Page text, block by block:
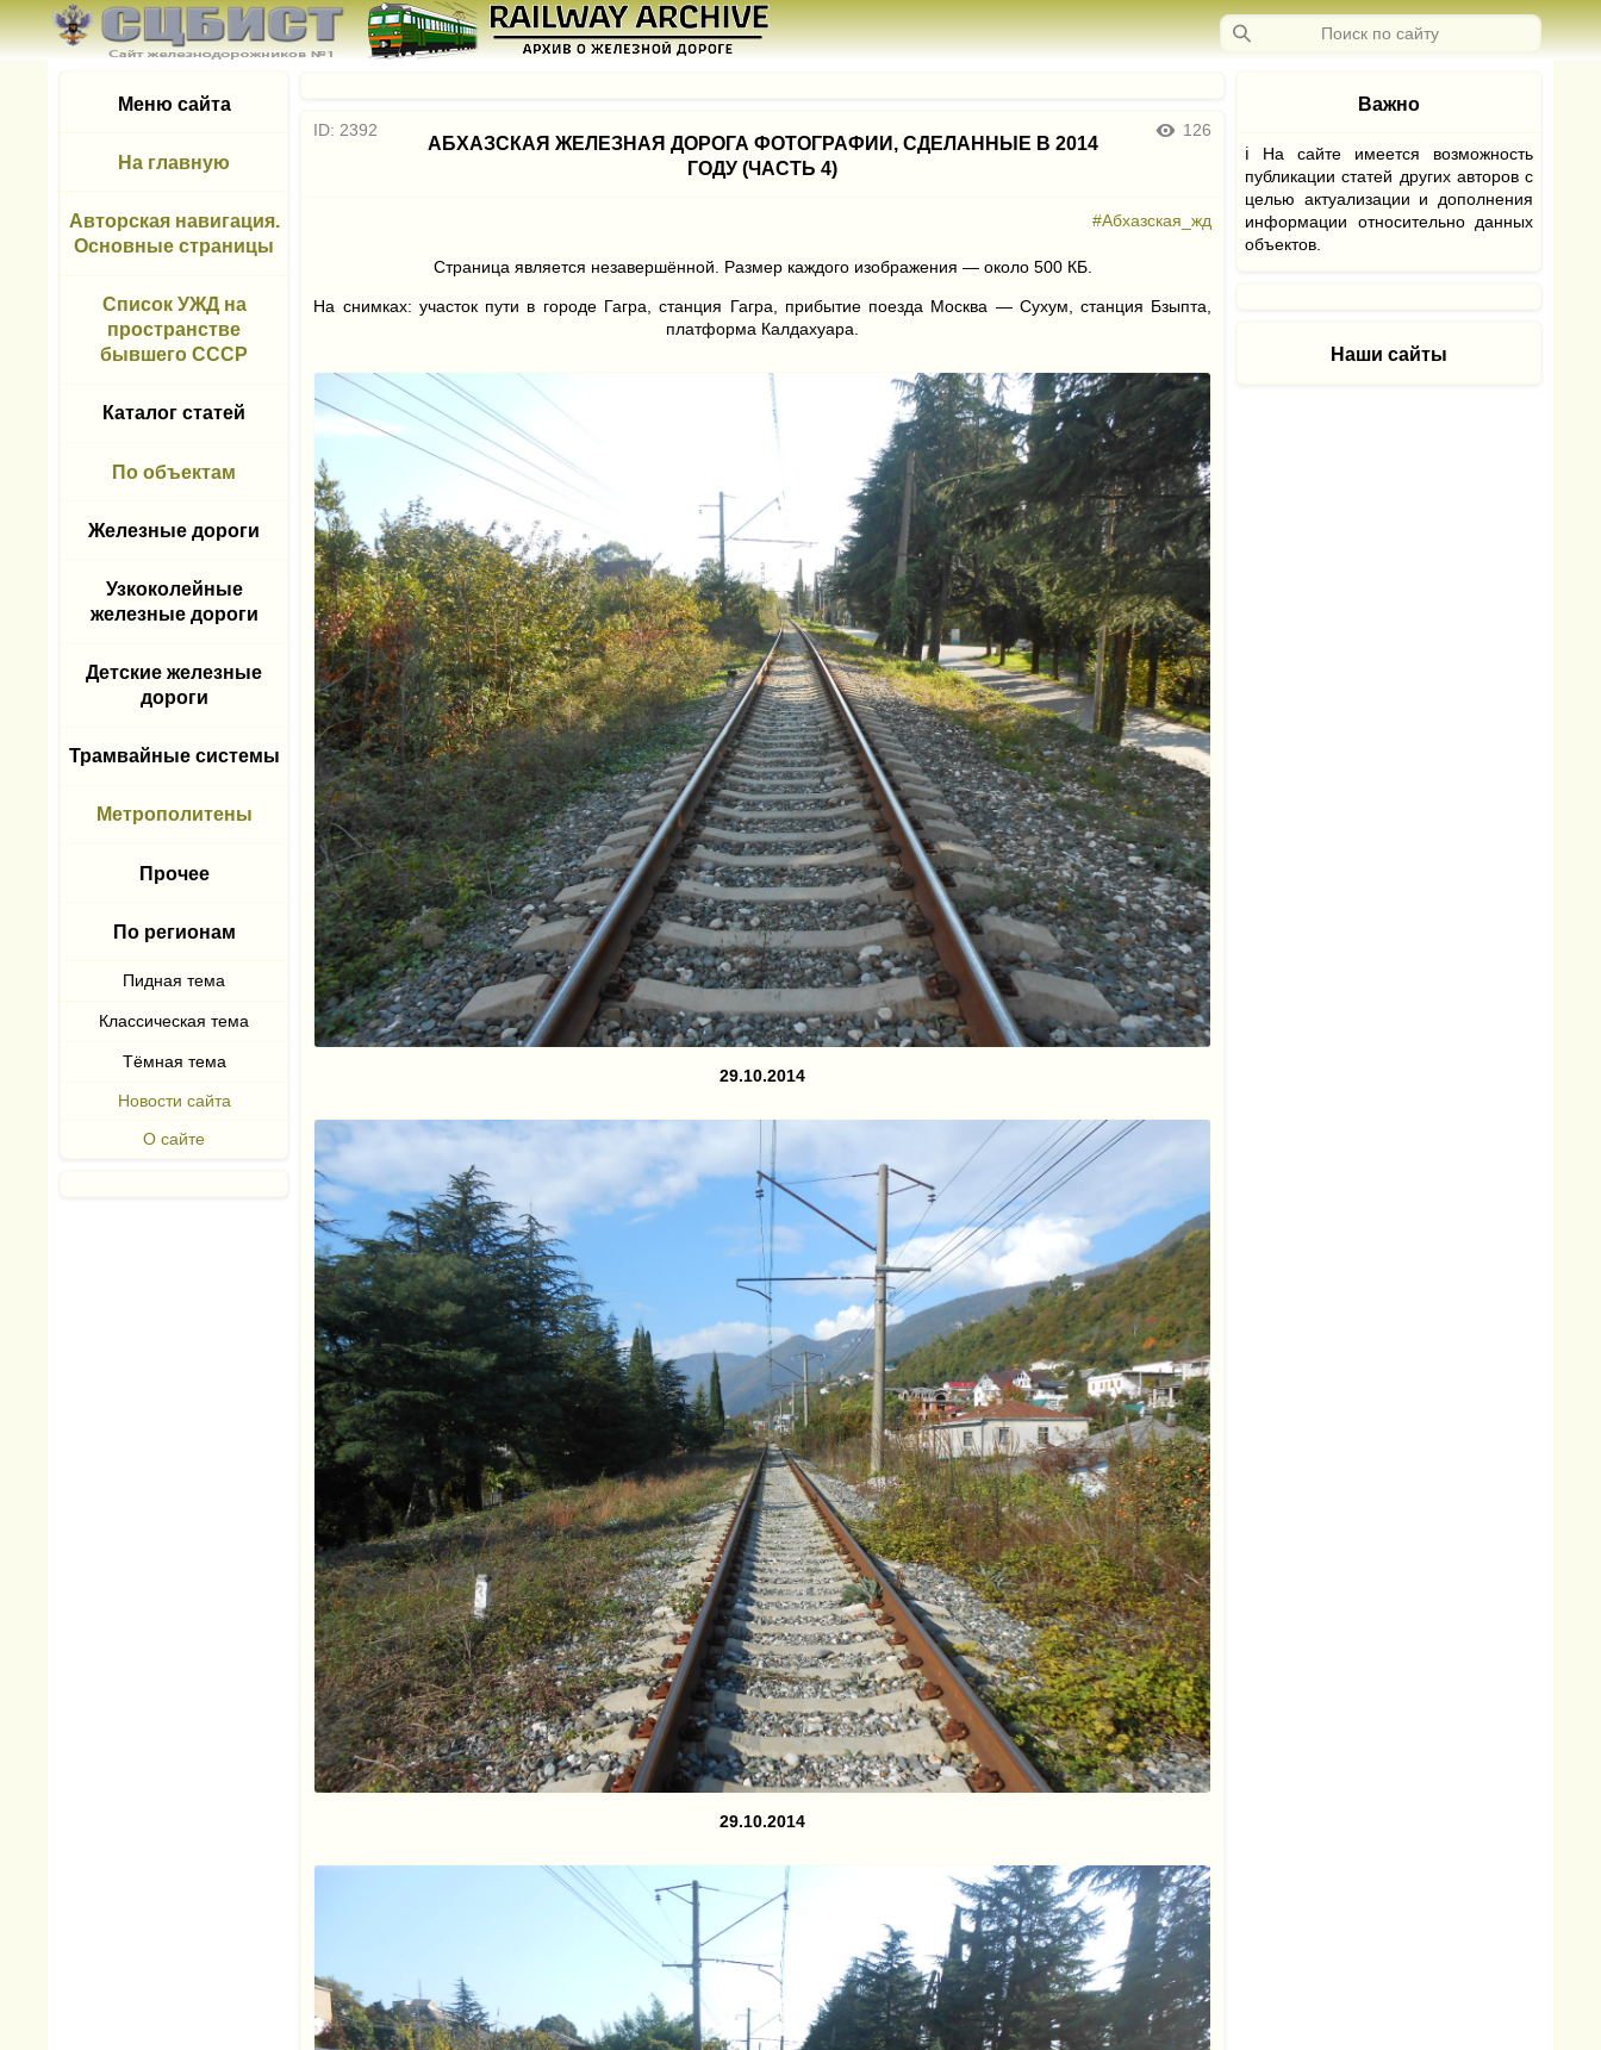
Меню сайта
На главную
Авторская навигация.
Основные страницы
Список УЖД на
пространстве
бывшего СССР
Каталог статей
По объектам
Железные дороги
Узкоколейные
железные дороги
Детские железные
дороги
Трамвайные системы
Метрополитены
Прочее
По регионам
Новости сайта
О сайте
ID: 2392
АБХАЗСКАЯ ЖЕЛЕЗНАЯ ДОРОГА ФОТОГРАФИИ, СДЕЛАННЫЕ В 2014
ГОДУ (ЧАСТЬ 4)
126
#Абхазская_жд
Страница является незавершённой. Размер каждого изображения — около 500 КБ.
На снимках: участок пути в городе Гагра, станция Гагра, прибытие поезда Москва — Сухум, станция Бзыпта,
платформа Калдахуара.
29.10.2014
29.10.2014
Важно
ℹ На сайте имеется возможность
публикации статей других авторов с
целью актуализации и дополнения
информации относительно данных
объектов.
Наши сайты